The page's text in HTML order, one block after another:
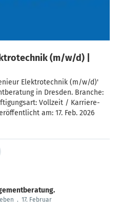
(m/w/d) |
Elektrotechnik (m/w/d)'
in Dresden. Branche:
Vollzeit / Karriere-
am: 17. Feb. 2026
. 17. Februar